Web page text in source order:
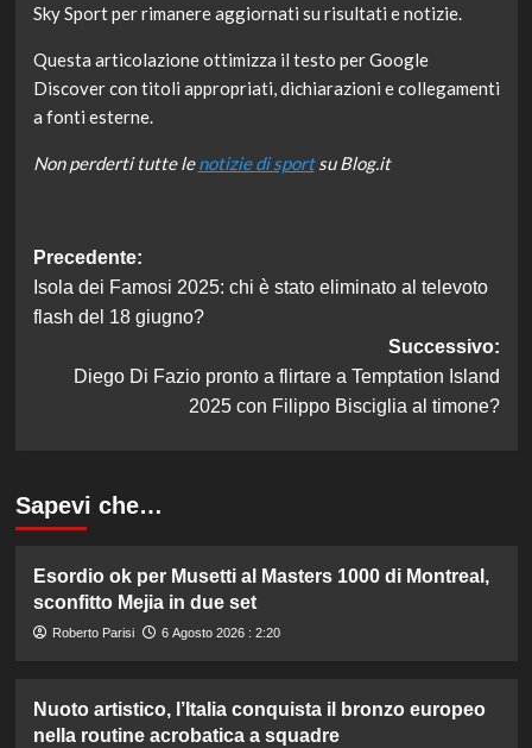
Sky Sport per rimanere aggiornati su risultati e notizie.
Questa articolazione ottimizza il testo per Google
Discover con titoli appropriati, dichiarazioni e collegamenti
a fonti esterne.
Non perderti tutte lenotizie di sportsu Blog.it
Navigazione
articolo
Precedente:
Isola dei Famosi 2025: chi è stato eliminato al televoto
flash del 18 giugno?
Successivo:
Diego Di Fazio pronto a flirtare a Temptation Island
2025 con Filippo Bisciglia al timone?
Sapevi che…
Esordio ok per Musetti al Masters 1000 di Montreal,
sconfitto Mejia in due set
Roberto Parisi 6 Agosto 2026 : 2:20
Nuoto artistico, l’Italia conquista il bronzo europeo
nella routine acrobatica a squadre